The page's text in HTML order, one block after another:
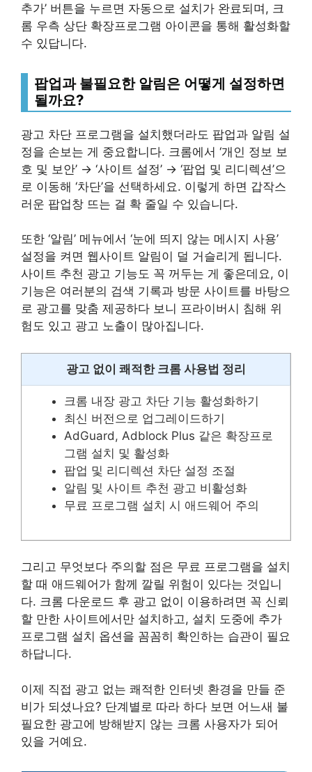
추가’ 버튼을 누르면 자동으로 설치가 완료되며, 크
롬 우측 상단 확장프로그램 아이콘을 통해 활성화할
수 있답니다.
팝업과 불필요한 알림은 어떻게 설정하면
될까요?
광고 차단 프로그램을 설치했더라도 팝업과 알림 설
정을 손보는 게 중요합니다. 크롬에서 ‘개인 정보 보
호 및 보안’ → ‘사이트 설정’ → ‘팝업 및 리디렉션’으
로 이동해 ‘차단’을 선택하세요. 이렇게 하면 갑작스
러운 팝업창 뜨는 걸 확 줄일 수 있습니다.
또한 ‘알림’ 메뉴에서 ‘눈에 띄지 않는 메시지 사용’
설정을 켜면 웹사이트 알림이 덜 거슬리게 됩니다.
사이트 추천 광고 기능도 꼭 꺼두는 게 좋은데요, 이
기능은 여러분의 검색 기록과 방문 사이트를 바탕으
로 광고를 맞춤 제공하다 보니 프라이버시 침해 위
험도 있고 광고 노출이 많아집니다.
광고 없이 쾌적한 크롬 사용법 정리
크롬 내장 광고 차단 기능 활성화하기
최신 버전으로 업그레이드하기
AdGuard, Adblock Plus 같은 확장프로
그램 설치 및 활성화
팝업 및 리디렉션 차단 설정 조절
알림 및 사이트 추천 광고 비활성화
무료 프로그램 설치 시 애드웨어 주의
그리고 무엇보다 주의할 점은 무료 프로그램을 설치
할 때 애드웨어가 함께 깔릴 위험이 있다는 것입니
다. 크롬 다운로드 후 광고 없이 이용하려면 꼭 신뢰
할 만한 사이트에서만 설치하고, 설치 도중에 추가
프로그램 설치 옵션을 꼼꼼히 확인하는 습관이 필요
하답니다.
이제 직접 광고 없는 쾌적한 인터넷 환경을 만들 준
비가 되셨나요? 단계별로 따라 하다 보면 어느새 불
필요한 광고에 방해받지 않는 크롬 사용자가 되어
있을 거예요.